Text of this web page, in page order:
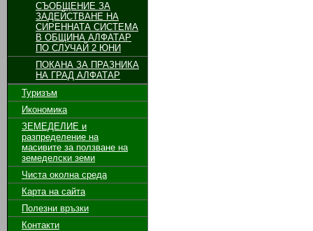
СЪОБЩЕНИЕ ЗА
ЗАДЕЙСТВАНЕ НА
СИРЕННАТА СИСТЕМА
В ОБЩИНА АЛФАТАР
ПО СЛУЧАЙ 2 ЮНИ
ПОКАНА ЗА ПРАЗНИКА
НА ГРАД АЛФАТАР
Туризъм
Икономика
ЗЕМЕДЕЛИЕ и
разпределение на
масивите за ползване на
земeделски земи
Чиста околна среда
Карта на сайта
Полезни връзки
Контакти